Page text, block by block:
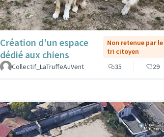
Création d'un espace
dédié aux chiens
Non retenue par le
tri citoyen
Collectif_LaTruffeAuVent
35 29